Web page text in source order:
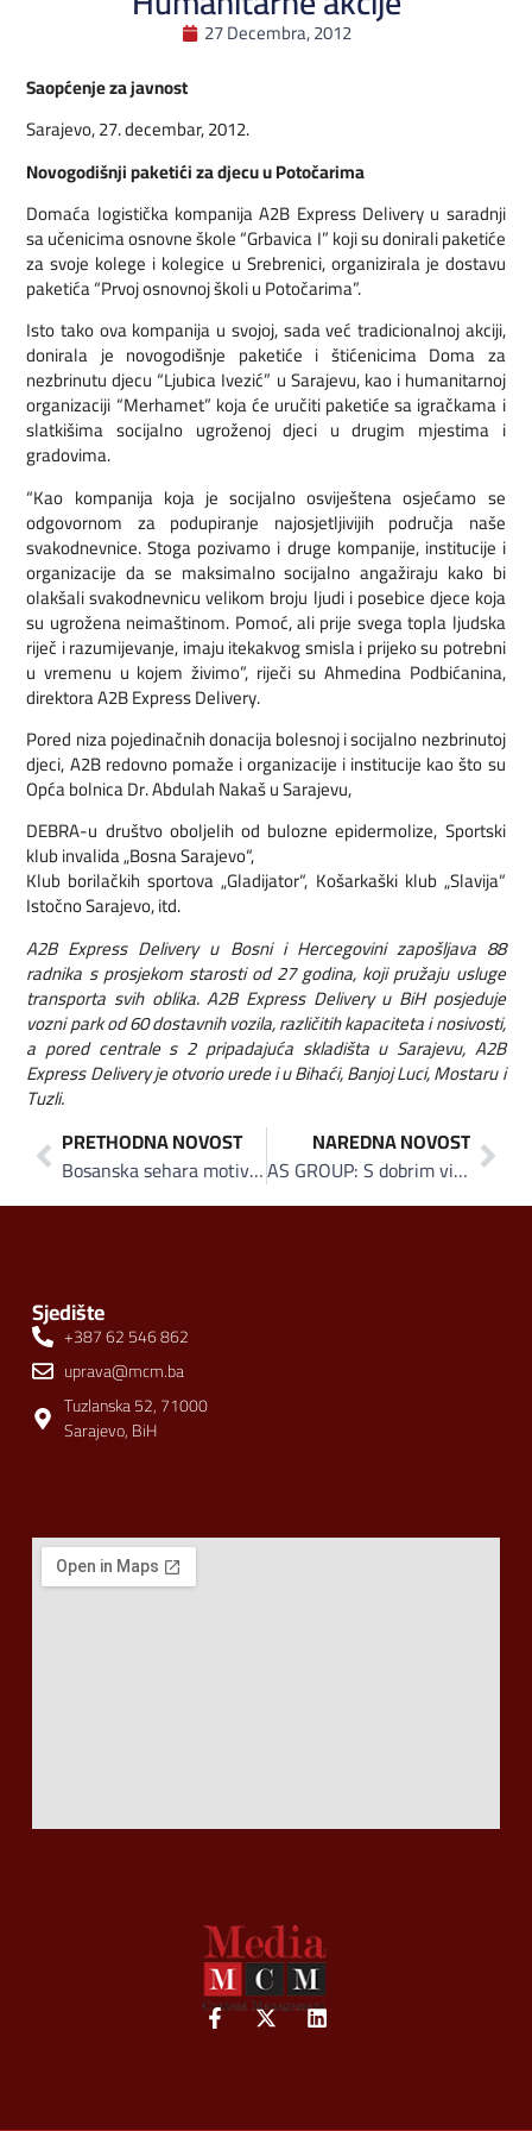
27 Decembra, 2012
Saopćenje za javnost
Sarajevo, 27. decembar, 2012.
Novogodišnji paketići za djecu u Potočarima
Domaća logistička kompanija A2B Express Delivery u saradnji
sa učenicima osnovne škole “Grbavica I” koji su donirali paketiće
za svoje kolege i kolegice u Srebrenici, organizirala je dostavu
paketića “Prvoj osnovnoj školi u Potočarima”.
Isto tako ova kompanija u svojoj, sada već tradicionalnoj akciji,
donirala je novogodišnje paketiće i štićenicima Doma za
nezbrinutu djecu “Ljubica Ivezić” u Sarajevu, kao i humanitarnoj
organizaciji “Merhamet” koja će uručiti paketiće sa igračkama i
slatkišima socijalno ugroženoj djeci u drugim mjestima i
gradovima.
“Kao kompanija koja je socijalno osviještena osjećamo se
odgovornom za podupiranje najosjetljivijih područja naše
svakodnevnice. Stoga pozivamo i druge kompanije, institucije i
organizacije da se maksimalno socijalno angažiraju kako bi
olakšali svakodnevnicu velikom broju ljudi i posebice djece koja
su ugrožena neimaštinom. Pomoć, ali prije svega topla ljudska
riječ i razumijevanje, imaju itekakvog smisla i prijeko su potrebni
u vremenu u kojem živimo”, riječi su Ahmedina Podbićanina,
direktora A2B Express Delivery.
Pored niza pojedinačnih donacija bolesnoj i socijalno nezbrinutoj
djeci, A2B redovno pomaže i organizacije i institucije kao što su
Opća bolnica Dr. Abdulah Nakaš u Sarajevu,
DEBRA-u društvo oboljelih od bulozne epidermolize, Sportski
klub invalida „Bosna Sarajevo“,
Klub borilačkih sportova „Gladijator“, Košarkaški klub „Slavija“
Istočno Sarajevo, itd.
A2B Express Delivery u Bosni i Hercegovini zapošljava 88
radnika s prosjekom starosti od 27 godina, koji pružaju usluge
transporta svih oblika. A2B Express Delivery u BiH posjeduje
vozni park od 60 dostavnih vozila, različitih kapaciteta i nosivosti,
a pored centrale s 2 pripadajuća skladišta u Sarajevu, A2B
Express Delivery je otvorio urede i u Bihaći, Banjoj Luci, Mostaru i
Tuzli.
PRETHODNA NOVOST
Bosanska sehara motiv novih Vispakovih pakovanja čajeva
NAREDNA NOVOST
AS GROUP: S dobrim vijestima u novu 2013!
Sjedište
+387 62 546 862
uprava@mcm.ba
Tuzlanska 52, 71000
Sarajevo, BiH